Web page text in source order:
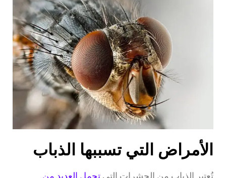
الأمراض التي تسببها الذباب
تُعتبر الذباب من الحشرات التي تحمل العديد من